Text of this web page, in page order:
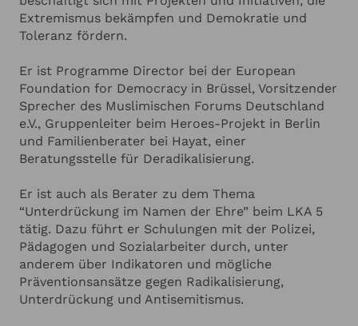
Extremismus bekämpfen und Demokratie und
Toleranz fördern.
Er ist Programme Director bei der European
Foundation for Democracy in Brüssel, Vorsitzender
Sprecher des Muslimischen Forums Deutschland
e.V., Gruppenleiter beim Heroes-Projekt in Berlin
und Familienberater bei Hayat, einer
Beratungsstelle für Deradikalisierung.
Er ist auch als Berater zu dem Thema
“Unterdrückung im Namen der Ehre” beim LKA 5
tätig. Dazu führt er Schulungen mit der Polizei,
Pädagogen und Sozialarbeiter durch, unter
anderem über Indikatoren und mögliche
Präventionsansätze gegen Radikalisierung,
Unterdrückung und Antisemitismus.
ANGABEN ZU IHRER VERANSTALTUNG Hinzufügen
Ich stimme zu, dass meine Angaben zur Kontaktaufnahme
und für Rückfragen dauerhaft gespeichert werden.*
Ich möchte in regelmässigen Abständen mit dem LSB
Newsletter-Abonnement kann jederzeit beendet werden).
Mehr dazu finden Sie in unsererDatenschutzerklärung
Abbrechen